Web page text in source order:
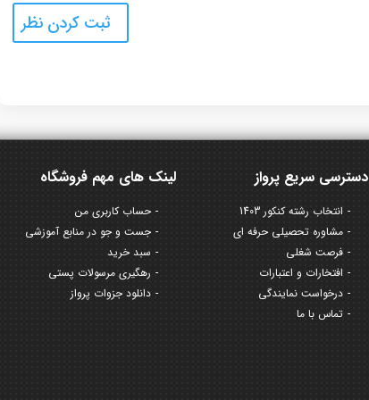
لینک های مهم فروشگاه
حساب کاربری من
جست و جو در منابع آموزشی
سبد خرید
رهگیری مرسولات پستی
دانلود جزوات پرواز
دسترسی سریع پرواز
انتخاب رشته کنکور 1403
مشاوره تحصیلی حرفه ای
فرصت شغلی
افتخارات و اعتبارات
درخواست نمایندگی
تماس با ما